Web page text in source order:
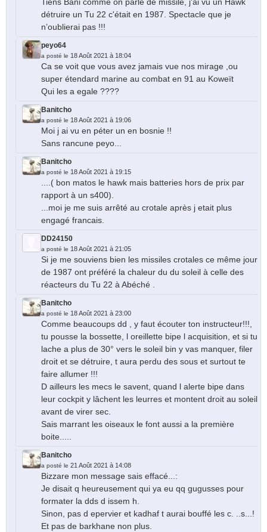
détruire un Tu 22 c'était en 1987. Spectacle que je
n’oublierai pas !!!
peyo64
a posté le 18 Août 2021 à 18:04
Ca se voit que vous avez jamais vue nos mirage ,ou
super étendard marine au combat en 91 au Koweït
Qui les a egale ????
Banitcho
a posté le 18 Août 2021 à 19:06
Moi j ai vu en péter un en bosnie !!
Sans rancune peyo...
Banitcho
a posté le 18 Août 2021 à 19:15
....( bon matos le hawk mais batteries hors de prix par
rapport à un s400).
...moi je me suis arrêté au crotale après j etait plus
engagé francais.
DD24150
a posté le 18 Août 2021 à 21:05
Si je me souviens bien les missiles crotales ce même jour
de 1987 ont préféré la chaleur du du soleil à celle des
réacteurs du Tu 22 à Abéché .
Banitcho
a posté le 18 Août 2021 à 23:00
Comme beaucoups dd , y faut écouter ton instructeur!!!,
tu pousse la bossette, l oreillette bipe l acquisition, et si tu
lache a plus de 30° vers le soleil bin y vas manquer, filer
droit et se détruire, t aura perdu des sous et surtout te
faire allumer !!!
D ailleurs les mecs le savent, quand l alerte bipe dans
leur cockpit y lâchent les leurres et montent droit au soleil
avant de virer sec.
Sais marrant les oiseaux le font aussi a la première
boite.....
Banitcho
a posté le 21 Août 2021 à 14:08
Bizzare mon message sais effacé...:
Je disait q heureusement qui ya eu qq gugusses pour
formater la dds d issem h.
Sinon, pas d epervier et kadhaf t aurai bouffé les c. ..s...!
Et pas de barkhane non plus.